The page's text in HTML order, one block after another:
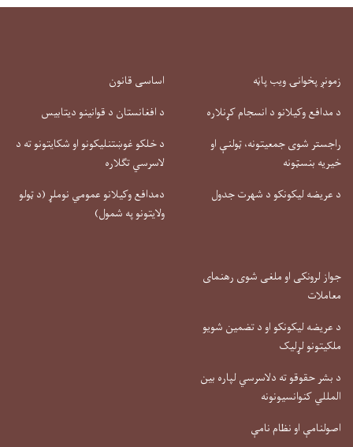
زمونږ پخوانۍ ویب پاڼه
د مدافع وکیلانو د انسجام کړنلاره
راجستر شوی جمعیتونه، ټولنې او
خیریه بنسټونه
د عریضه لیکونکو د شهرت جدول
اساسی قانون
د افغانستان د قوانینو دیتابیس
د خلکو غوښتنلیکونو او شکایتونو ته د
لاسرسي تګلاره
دمدافع وکیلانو عمومي نوملړ (د ټولو
ولایتونو په شمول)
جواز لرونکی او ملغی شوی رهنمای
معاملات
د عریضه لیکونکو او د تضمین شویو
ملکیتونو لړلیک
د بشر حقوقو ته دلاسرسي لپاره بین
المللي کنوانسیونونه
اصولنامې او نظام نامې